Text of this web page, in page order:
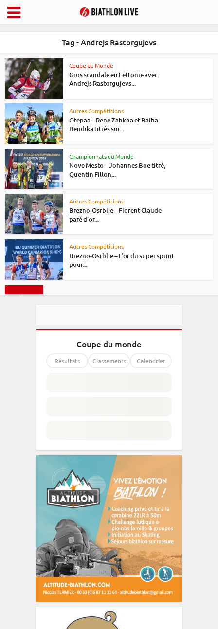
Tag - Andrejs Rastorgujevs
Coupe du Monde
Gros scandale en Lettonie avec
Andrejs Rastorgujevs...
Autres Compétitions
Otepaa – Rene Zahkna et Baiba
Bendika titrés sur...
Championnats du Monde
Nove Mesto – Johannes Boe titré,
Quentin Fillon...
Autres Compétitions
Brezno-Osrblie – Florent Claude
paré d’or...
Autres Compétitions
Brezno-Osrblie – L’or du super sprint
pour...
Coupe du monde
Résultats Classements Calendrier